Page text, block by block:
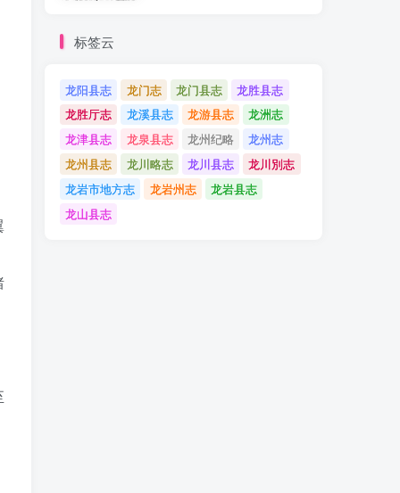
标签云
龙阳县志 龙门志 龙门县志
龙胜县志
龙胜厅志
龙溪县志 龙游县志
龙洲志
龙津县志
龙泉县志 龙州纪略
龙州志
龙州县志
龙川略志 龙川县志
龙川別志
龙岩市地方志
龙岩州志
龙岩县志
龙山县志